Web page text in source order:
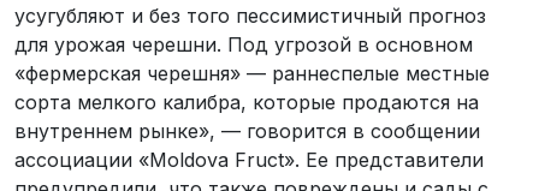
усугубляют и без того пессимистичный прогноз
для урожая черешни. Под угрозой в основном
«фермерская черешня» — раннеспелые местные
сорта мелкого калибра, которые продаются на
внутреннем рынке», — говорится в сообщении
ассоциации «Moldova Fruct». Ее представители